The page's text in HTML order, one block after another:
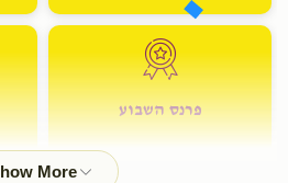
פרנס השבוע